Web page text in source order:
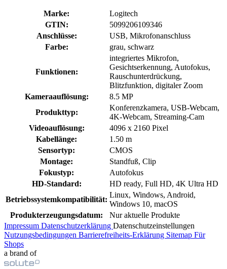
Marke:
Logitech
GTIN:
5099206109346
Anschlüsse:
USB, Mikrofonanschluss
Farbe:
grau, schwarz
Funktionen:
integriertes Mikrofon,
Gesichtserkennung, Autofokus,
Rauschunterdrückung,
Blitzfunktion, digitaler Zoom
Kameraauflösung:
8.5 MP
Produkttyp:
Konferenzkamera, USB-Webcam,
4K-Webcam, Streaming-Cam
Videoauflösung:
4096 x 2160 Pixel
Kabellänge:
1.50 m
Sensortyp:
CMOS
Montage:
Standfuß, Clip
Fokustyp:
Autofokus
HD-Standard:
HD ready, Full HD, 4K Ultra HD
Betriebssystemkompatibilität:
Linux, Windows, Android,
Windows 10, macOS
Produkterzeugungsdatum:
Nur aktuelle Produkte
Impressum Datenschutzerklärung Datenschutzeinstellungen
Nutzungsbedingungen Barrierefreiheits-Erklärung Sitemap Für
Shops
a brand of